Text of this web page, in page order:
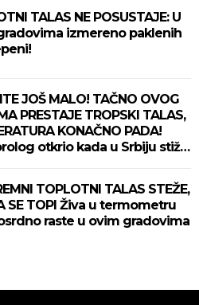
TALAS NE POSUSTAJE: U
izmereno paklenih
JOŠ MALO! TAČNO OVOG
PRESTAJE TROPSKI TALAS,
KONAČNO PADA!
otkrio kada u Srbiju stiže
TOPLOTNI TALAS STEŽE,
SE TOPI Živa u termometru
raste u ovim gradovima